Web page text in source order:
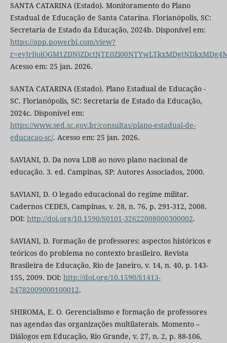
SANTA CATARINA (Estado). Monitoramento do Plano
Estadual de Educação de Santa Catarina. Florianópolis, SC:
Secretaria de Estado da Educação, 2024b. Disponível em:
https://app.powerbi.com/view?
Acesso em: 25 jan. 2026.
SANTA CATARINA (Estado). Plano Estadual de Educação -
SC. Florianópolis, SC: Secretaria de Estado da Educação,
2024c. Disponível em:
https://www.sed.sc.gov.br/consultas/plano-estadual-de-
educacao-sc/. Acesso em: 25 jan. 2026.
SAVIANI, D. Da nova LDB ao novo plano nacional de
educação. 3. ed. Campinas, SP: Autores Associados, 2000.
SAVIANI, D. O legado educacional do regime militar.
Cadernos CEDES, Campinas, v. 28, n. 76, p. 291-312, 2008.
DOI: http://doi.org/10.1590/S0101-32622008000300002.
SAVIANI, D. Formação de professores: aspectos históricos e
teóricos do problema no contexto brasileiro. Revista
Brasileira de Educação, Rio de Janeiro, v. 14, n. 40, p. 143-
155, 2009. DOI: http://doi.org/10.1590/S1413-
24782009000100012.
SHIROMA, E. O. Gerencialismo e formação de professores
nas agendas das organizações multilaterais. Momento –
Diálogos em Educação, Rio Grande, v. 27, n. 2, p. 88-106,